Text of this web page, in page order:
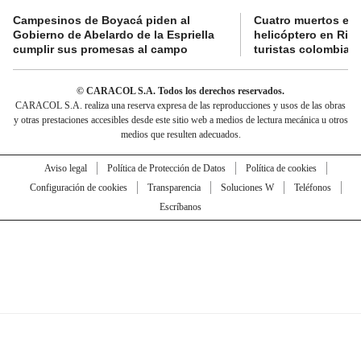
Campesinos de Boyacá piden al
Gobierno de Abelardo de la Espriella
cumplir sus promesas al campo
Cuatro muertos en
helicóptero en
turistas
© CARACOL S.A. Todos los derechos reservados.
CARACOL S.A. realiza una reserva expresa de las reproducciones y usos de las obras
y otras prestaciones accesibles desde este sitio web a medios de lectura mecánica u otros
medios que resulten adecuados.
Aviso legal Política de Protección de Datos
Política de cookies
Configuración de cookies
Transparencia Soluciones W
Teléfonos
Escríbanos